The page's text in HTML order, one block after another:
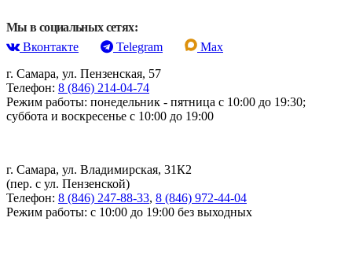
Мы в социальных сетях:
Вконтакте
Telegram
Max
г. Самара, ул. Пензенская, 57
Телефон: 8 (846) 214-04-74
Режим работы: понедельник - пятница с 10:00 до 19:30;
суббота и воскресенье с 10:00 до 19:00
г. Самара, ул. Владимирская, 31К2
(пер. с ул. Пензенской)
Телефон: 8 (846) 247-88-33, 8 (846) 972-44-04
Режим работы: с 10:00 до 19:00 без выходных